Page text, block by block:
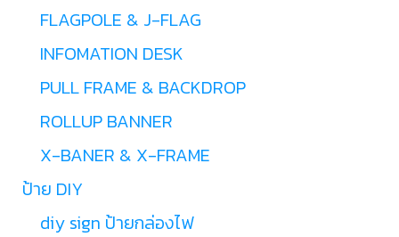
FLAGPOLE & J-FLAG
INFOMATION DESK
PULL FRAME & BACKDROP
ROLLUP BANNER
X-BANER & X-FRAME
ป้าย DIY
diy sign ป้ายกล่องไฟ